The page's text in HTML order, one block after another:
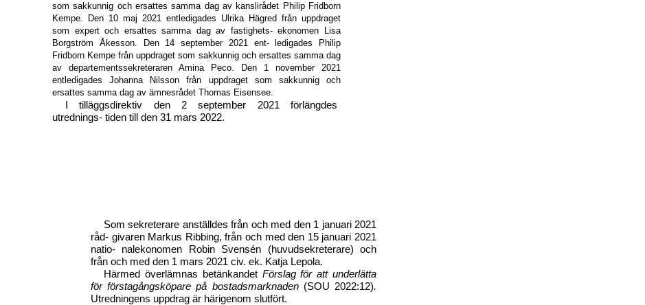
som sakkunnig och ersattes samma dag av kanslirådet Philip Fridborn
Kempe. Den 10 maj 2021 entledigades Ulrika Hägred från uppdraget
som expert och ersattes samma dag av fastighets- ekonomen Lisa
Borgström Åkesson. Den 14 september 2021 ent- ledigades Philip
Fridborn Kempe från uppdraget som sakkunnig och ersattes samma dag
av departementssekreteraren Amina Peco. Den 1 november 2021
entledigades Johanna Nilsson från uppdraget som sakkunnig och
ersattes samma dag av ämnesrådet Thomas Eisensee.
I tilläggsdirektiv den 2 september 2021 förlängdes
utrednings- tiden till den 31 mars 2022.
Som sekreterare anställdes från och med den 1 januari 2021
råd- givaren Markus Ribbing, från och med den 15 januari 2021
natio- nalekonomen Robin Svensén (huvudsekreterare) och
från och med den 1 mars 2021 civ. ek. Katja Lepola.
Härmed överlämnas betänkandet Förslag för att underlätta
för förstagångsköpare på bostadsmarknaden (SOU 2022:12).
Utredningens uppdrag är härigenom slutfört.